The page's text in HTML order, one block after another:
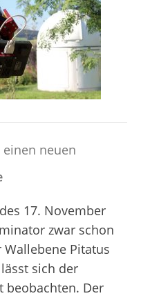
neuen
17. November
zwar schon
Pitatus
sich der
beobachten. Der